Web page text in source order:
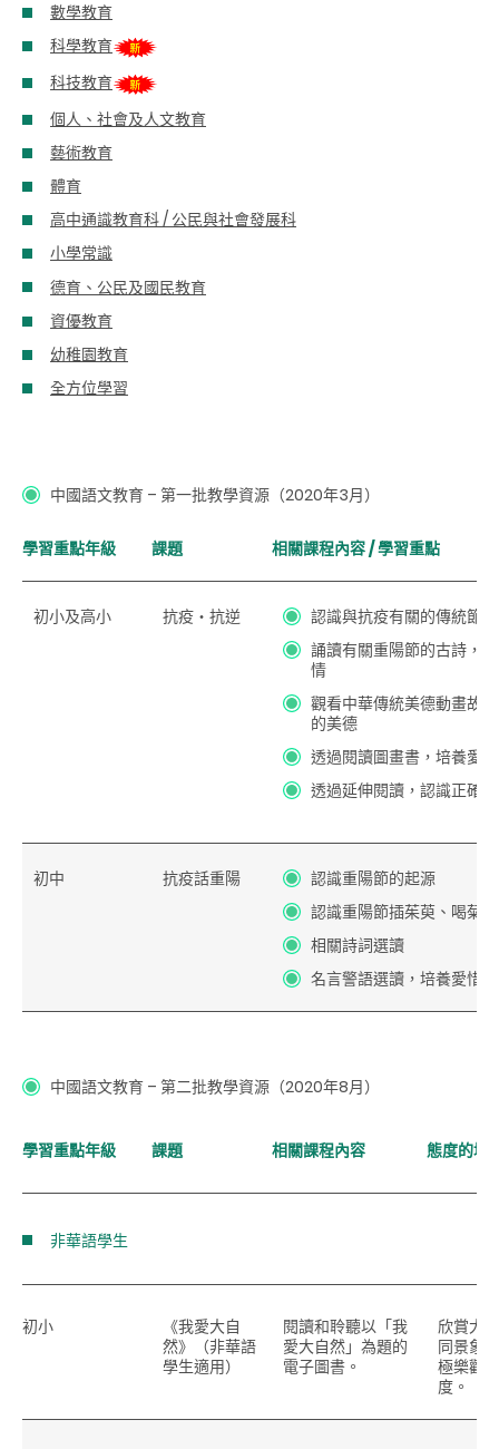
數學教育
科學教育
科技教育
個人、社會及人文教育
藝術教育
體育
高中通識教育科 / 公民與社會發展科
小學常識
德育、公民及國民教育
資優教育
幼稚園教育
全方位學習
中國語文教育 – 第一批教學資源（2020年3月）
學習重點年級 課題 相關課程內容 / 學習重點
初小及高小 抗疫‧抗逆
認識與抗疫有關的傳統節
誦讀有關重陽節的古詩，
情
觀看中華傳統美德動畫故
的美德
透過閱讀圖畫書，培養愛
透過延伸閱讀，認識正確
初中 抗疫話重陽
認識重陽節的起源
認識重陽節插茱萸、喝菊
相關詩詞選讀
名言警語選讀，培養愛惜
中國語文教育 – 第二批教學資源（2020年8月）
學習重點年級 課題 相關課程內容 態度的培
非華語學生
初小
《我愛大自
然》（非華語
學生適用）
閱讀和聆聽以「我
愛大自然」為題的
電子圖書。
欣賞大
同景象
極樂觀
度。